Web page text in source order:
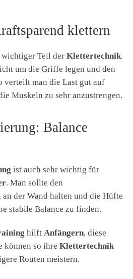
klettern
Teil der Klettertechnik.
um die Griffe legen und den
verteilt man die Last gut auf
Muskeln zu sehr anzustrengen.
Balance
ist auch sehr wichtig für
. Man sollte den
der Wand halten und die Hüfte
stabile Balance zu finden.
hilft Anfängern, diese
können so ihre Klettertechnik
Routen meistern.